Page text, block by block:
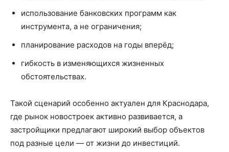
использование банковских программ как
инструмента, а не ограничения;
планирование расходов на годы вперёд;
гибкость в изменяющихся жизненных
обстоятельствах.
Такой сценарий особенно актуален для Краснодара,
где рынок новостроек активно развивается, а
застройщики предлагают широкий выбор объектов
под разные цели — от жизни до инвестиций.